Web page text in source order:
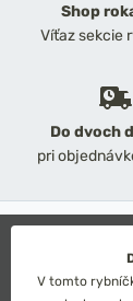
Shop
Víťaz sekcie
Do dvoch
pri
V tomto